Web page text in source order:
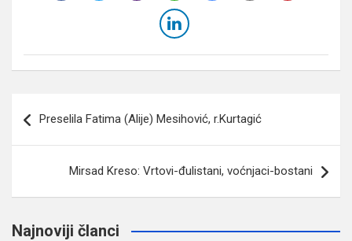
članaka
Preselila Fatima (Alije) Mesihović, r.Kurtagić
Mirsad Kreso: Vrtovi-đulistani, voćnjaci-bostani
Najnoviji članci